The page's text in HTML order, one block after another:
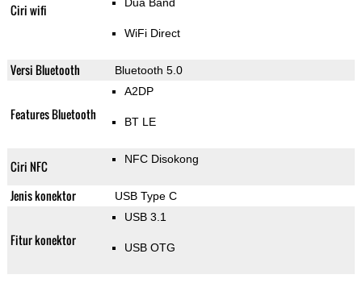
Ciri wifi
WiFi Direct
Versi Bluetooth Bluetooth 5.0
Features Bluetooth
A2DP
BT LE
Ciri NFC NFC Disokong
Jenis konektor USB Type C
Fitur konektor
USB 3.1
USB OTG